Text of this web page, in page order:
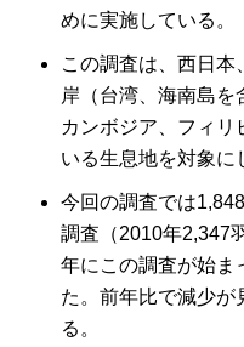
めに実施している。
この調査は、西日
岸（台湾、海南島を
カンボジア、フィリ
いる生息地を対象に
今回の調査では
調査（2010年2,347
年にこの調査が始ま
た。前年比で減少が
る。